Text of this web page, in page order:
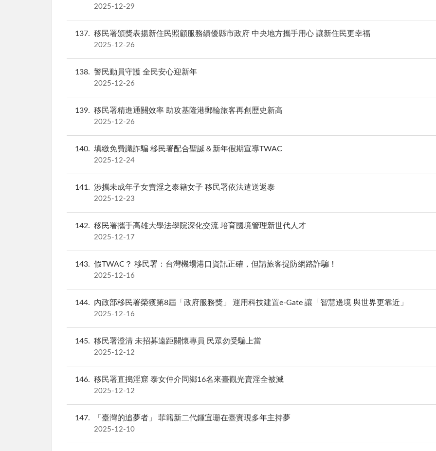
2025-12-29
137 移民署頒獎表揚新住民照顧服務績優縣市政府 中央地方攜手用心 讓新住民更幸福
2025-12-26
138 警民動員守護 全民安心迎新年
2025-12-26
139 移民署精進通關效率 助攻基隆港郵輪旅客再創歷史新高
2025-12-26
140 填繳免費識詐騙 移民署配合聖誕＆新年假期宣導TWAC
2025-12-24
141 涉攜未成年子女賣淫之泰籍女子 移民署依法遣送返泰
2025-12-23
142 移民署攜手高雄大學法學院深化交流 培育國境管理新世代人才
2025-12-17
143 假TWAC？ 移民署：台灣機場港口資訊正確，但請旅客提防網路詐騙！
2025-12-16
144 內政部移民署榮獲第8屆「政府服務獎」 運用科技建置e-Gate 讓「智慧邊境 與世界更靠近」
2025-12-16
145 移民署澄清 未招募遠距關懷專員 民眾勿受騙上當
2025-12-12
146 移民署直搗淫窟 泰女仲介同鄉16名來臺觀光賣淫全被滅
2025-12-12
147 「臺灣的追夢者」 菲籍新二代鍾宜珊在臺實現多年主持夢
2025-12-10